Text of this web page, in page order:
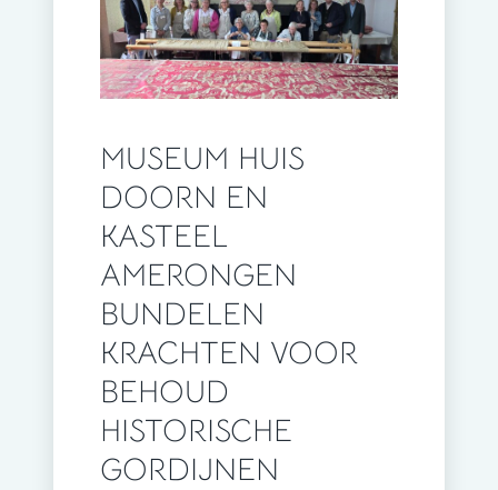
MUSEUM HUIS
DOORN EN
KASTEEL
AMERONGEN
BUNDELEN
KRACHTEN VOOR
BEHOUD
HISTORISCHE
GORDIJNEN